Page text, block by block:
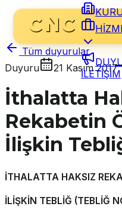
İLETİŞİM
Tüm duyurular
Duyuru
21 Kasım 2017
İthalatta
Rekabetin
İlişkin
İTHALATTA HAKSIZ
İLİŞKİN TEBLİĞ (TEBLİĞ